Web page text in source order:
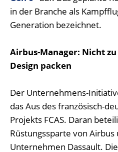
in der Branche als
Generation bezeichnet.
Airbus-Manager: Nicht
Design packen
Der Unternehmens-
das Aus des französisch-
Projekts FCAS. Daran
Rüstungssparte von Airbus
Unternehmen Dassault.